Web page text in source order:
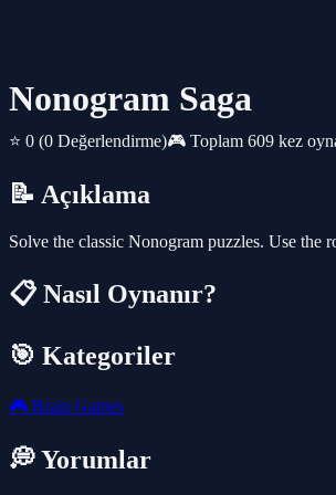
Nonogram Saga
⭐ 0 (0 Değerlendirme)🎮 Toplam 609 kez
📝 Açıklama
Solve the classic Nonogram puzzles. Use
📋 Nasıl Oynanır?
🎯 Kategoriler
🎮 Brain Games
💭 Yorumlar